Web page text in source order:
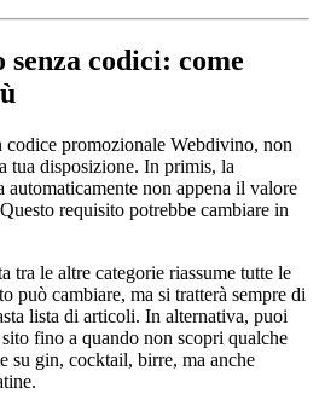
codici: come
codice promozionale Webdivino, non
tua disposizione. In primis, la
automaticamente non appena il valore
requisito potrebbe cambiare in
tra le altre categorie riassume tutte le
può cambiare, ma si tratterà sempre di
lista di articoli. In alternativa, puoi
fino a quando non scopri qualche
su gin, cocktail, birre, ma anche